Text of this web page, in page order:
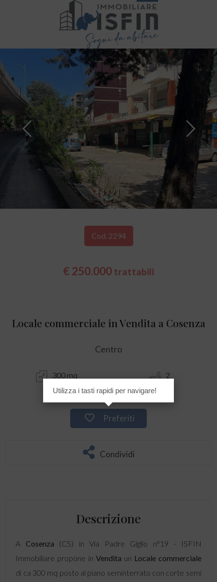
[1/ 9 ]
Cod. 2294
€ 250.000 trattabili
Locale commerciale in Vendita a Cosenza
Centro
300 mq 2
Preferiti
Condividi
Descrizione
A Cosenza (CS) in Via Padre Giglio n°19 - ISFIN
Immobiliare propone in Vendita un Locale commerciale
di ca 300 mq posto al piano seminterrato con corte semi
Utilizza i tasti rapidi per navigare!